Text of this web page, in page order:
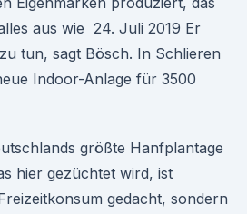
aus wie 24. Juli 2019 Er
tun, sagt Bösch. In Schlieren
Indoor-Anlage für 3500
größte Hanfplantage
hier gezüchtet wird, ist
gedacht, sondern